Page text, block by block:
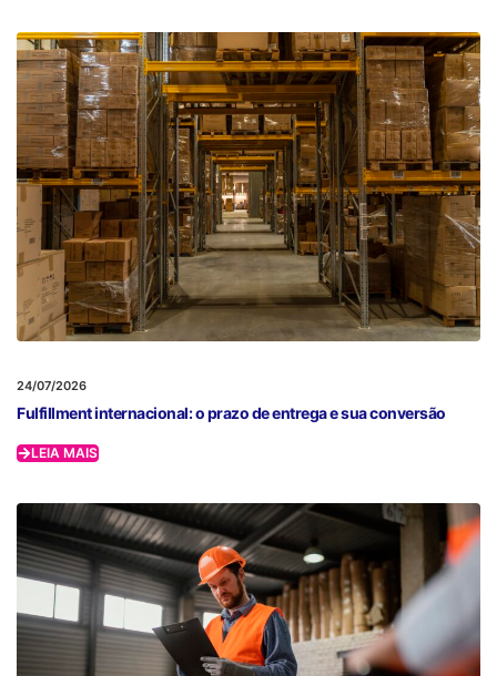
24/07/2026
Fulfillment internacional: o prazo de entrega e sua conversão
LEIA MAIS